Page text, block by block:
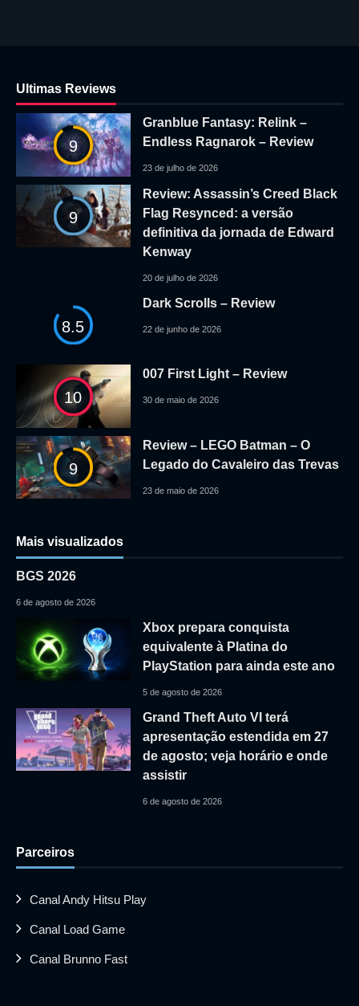
Ultimas Reviews
9
Granblue Fantasy: Relink –
Endless Ragnarok – Review
23 de julho de 2026
9
Review: Assassin’s Creed Black
Flag Resynced: a versão
definitiva da jornada de Edward
Kenway
20 de julho de 2026
8.5
Dark Scrolls – Review
22 de junho de 2026
10
007 First Light – Review
30 de maio de 2026
9
Review – LEGO Batman – O
Legado do Cavaleiro das Trevas
23 de maio de 2026
Mais visualizados
BGS 2026
6 de agosto de 2026
Xbox prepara conquista
equivalente à Platina do
PlayStation para ainda este ano
5 de agosto de 2026
Grand Theft Auto VI terá
apresentação estendida em 27
de agosto; veja horário e onde
assistir
6 de agosto de 2026
Parceiros
Canal Andy Hitsu Play
Canal Load Game
Canal Brunno Fast